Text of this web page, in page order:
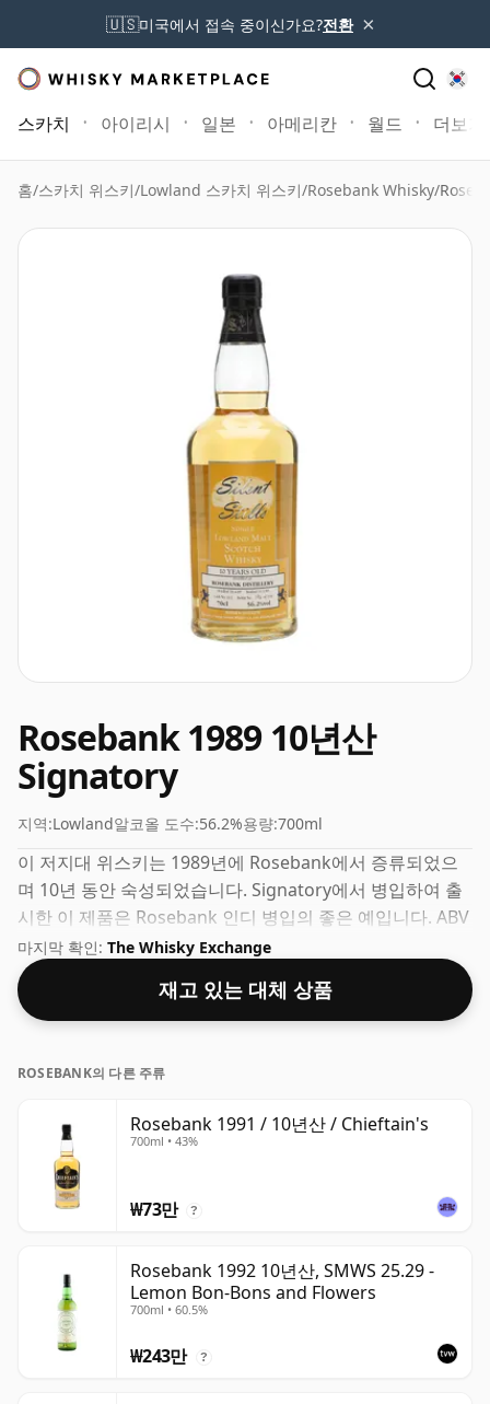
🇺🇸미국에서 접속 중이신가요?전환 ×
스카치 아이리시 일본 아메리칸 월드 더보기
홈/스카치 위스키/Lowland 스카치 위스키/Rosebank Whisky/
Rosebank 1989 10년산
Signatory
지역:Lowland알코올 도수:56.2%용량:700ml
이 저지대 위스키는 1989년에 Rosebank에서 증류되었으
며 10년 동안 숙성되었습니다. Signatory에서 병입하여 출
시한 이 제품은 Rosebank 인디 병입의 좋은 예입니다. ABV
가 56.2%로 강도가 더 높은 위스키로 간주될 수 있습니다.
70cl의 일반 병입 크기로 제공됩니다.
마지막 확인: The Whisky Exchange
재고 있는 대체 상품
ROSEBANK의 다른 주류
Rosebank 1991 / 10년산 / Chieftain's
700ml • 43%
₩73만 ?
Rosebank 1992 10년산, SMWS 25.29 -
Lemon Bon-Bons and Flowers
700ml • 60.5%
₩243만 ?